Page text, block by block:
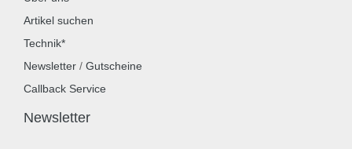
Artikel suchen
Technik*
Newsletter / Gutscheine
Callback Service
Newsletter